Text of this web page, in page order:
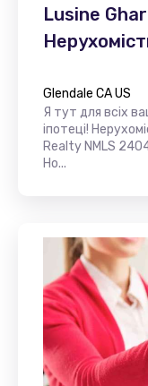
Lusine
Glendale CA US
Я тут для всіх
іпотеці!
Realty NMLS
Но...